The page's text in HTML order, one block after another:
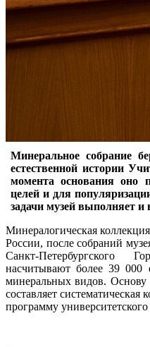
Минеральное собрание
естественной истории
момента основания оно
целей и для
задачи музей выполняет
Минералогическая
России, после собраний
Санкт-
насчитывают более 39 000
минеральных видов. Основу
составляет
программу университетского